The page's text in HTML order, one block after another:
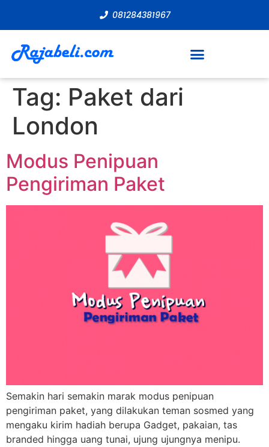
081284381967
Tag: Paket dari
London
Modus Penipuan
Pengiriman Paket
Semakin hari semakin marak modus penipuan
pengiriman paket, yang dilakukan teman sosmed yang
mengaku kirim hadiah berupa Gadget, pakaian, tas
branded hingga uang tunai, ujung ujungnya menipu.